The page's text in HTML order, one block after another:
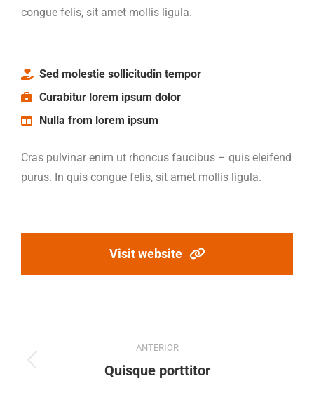
congue felis, sit amet mollis ligula.
Sed molestie sollicitudin tempor
Curabitur lorem ipsum dolor
Nulla from lorem ipsum
Cras pulvinar enim ut rhoncus faucibus – quis eleifend
purus. In quis congue felis, sit amet mollis ligula.
Visit website
entre
ANTERIOR
Proyecto
Quisque porttitor